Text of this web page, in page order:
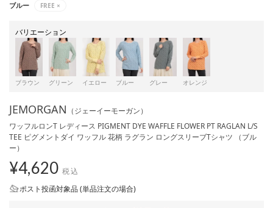
ブルー FREE ×
バリエーション
ブラウン グリーン イエロー ブルー グレー オレンジ
JEMORGAN （ジェーイーモーガン）
ワッフルロンT レディース PIGMENT DYE WAFFLE FLOWER PT RAGLAN L/S
TEE ピグメントダイ ワッフル 花柄 ラグラン ロングスリーブTシャツ （ブル
ー）
¥4,620 税込
ポスト投函対象品 (単品注文の場合)